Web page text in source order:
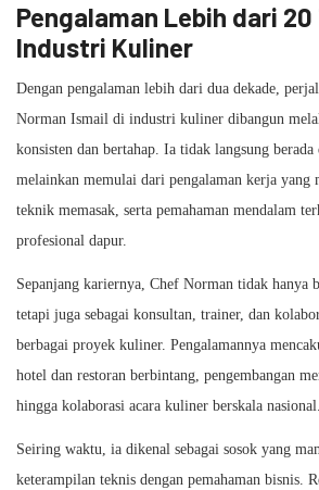
Pengalaman Lebih dari 20
Industri Kuliner
Dengan pengalaman lebih dari dua dekade,
Norman Ismail di industri kuliner dibangun
konsisten dan bertahap. Ia tidak langsung
melainkan memulai dari pengalaman kerja yang
teknik memasak, serta pemahaman mendalam
profesional dapur.
Sepanjang kariernya, Chef Norman tidak hanya
tetapi juga sebagai konsultan, trainer, dan
berbagai proyek kuliner. Pengalamannya
hotel dan restoran berbintang, pengembangan
hingga kolaborasi acara kuliner berskala nasional.
Seiring waktu, ia dikenal sebagai sosok yang
keterampilan teknis dengan pemahaman bisnis.